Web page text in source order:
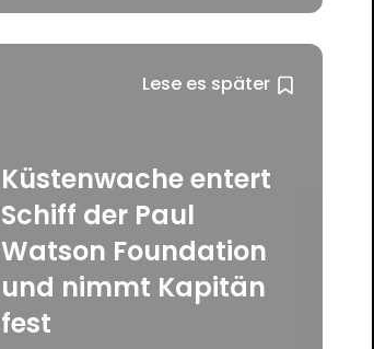
Lese es später
Küstenwache entert
Schiff der Paul
Watson Foundation
und nimmt Kapitän
fest